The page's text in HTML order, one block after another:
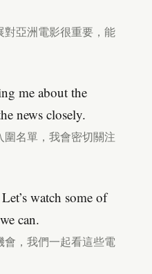
對亞洲電影很重要，能
me about the
news closely.
名單，我會密切關注
watch some of
can.
會，我們一起看這些電